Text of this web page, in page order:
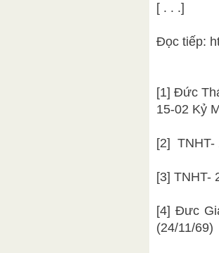
[ . . .]
Đọc tiếp:
[1] Đức
15-02 Kỷ
[2] TNHT-
[3] TNHT-
[4] Đưc
(24/11/69)